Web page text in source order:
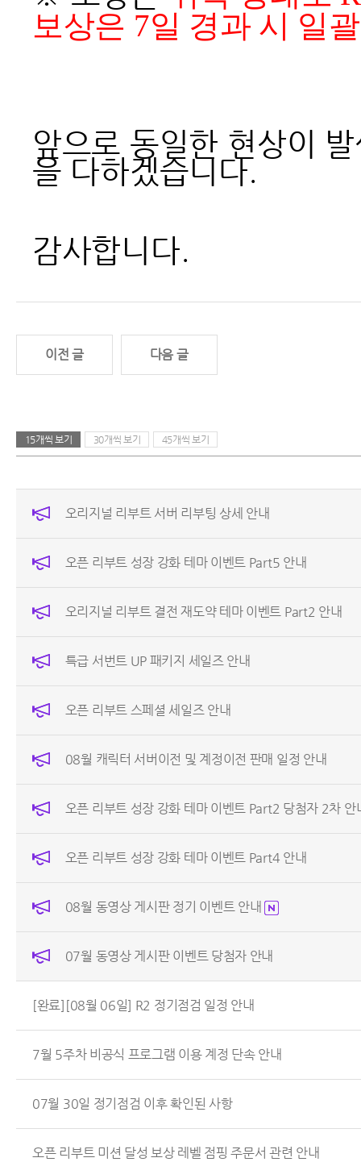
보상은 7일 경과 시 일
앞으로 동일한 현상이
을 다하겠습니다.
감사합니다.
이전 글 다음 글
15개씩 보기 30개씩 보기 45개씩 보기
오리지널 리부트 서버 리부팅 상세 안내
오픈 리부트 성장 강화 테마 이벤트 Part5 안내
오리지널 리부트 결전 재도약 테마 이벤트 Part2 안내
특급 서번트 UP 패키지 세일즈 안내
오픈 리부트 스페셜 세일즈 안내
08월 캐릭터 서버이전 및 계정이전 판매 일정 안내
오픈 리부트 성장 강화 테마 이벤트 Part2 당첨자 2차 안
오픈 리부트 성장 강화 테마 이벤트 Part4 안내
08월 동영상 게시판 정기 이벤트 안내
07월 동영상 게시판 이벤트 당첨자 안내
[완료][08월 06일] R2 정기점검 일정 안내
7월 5주차 비공식 프로그램 이용 계정 단속 안내
07월 30일 정기점검 이후 확인된 사항
오픈 리부트 미션 달성 보상 레벨 점핑 주문서 관련 안내